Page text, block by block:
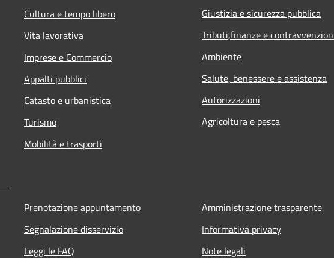
Cultura e tempo libero
Vita lavorativa
Imprese e Commercio
Appalti pubblici
Catasto e urbanistica
Turismo
Mobilità e trasporti
Giustizia e sicurezza pubblica
Tributi,finanze e
Ambiente
Salute, benessere e assistenza
Autorizzazioni
Agricoltura e pesca
Prenotazione appuntamento
Segnalazione disservizio
Leggi le FAQ
Amministrazione trasparente
Informativa privacy
Note legali